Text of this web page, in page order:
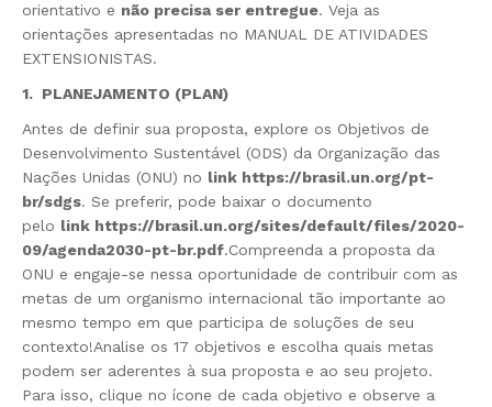
orientativo e não precisa ser entregue. Veja as
orientações apresentadas no MANUAL DE ATIVIDADES
EXTENSIONISTAS.
1. PLANEJAMENTO (PLAN)
Antes de definir sua proposta, explore os Objetivos de
Desenvolvimento Sustentável (ODS) da Organização das
Nações Unidas (ONU) no link https://brasil.un.org/pt-
br/sdgs. Se preferir, pode baixar o documento
pelo link https://brasil.un.org/sites/default/files/2020-
09/agenda2030-pt-br.pdf.Compreenda a proposta da
ONU e engaje-se nessa oportunidade de contribuir com as
metas de um organismo internacional tão importante ao
mesmo tempo em que participa de soluções de seu
contexto!Analise os 17 objetivos e escolha quais metas
podem ser aderentes à sua proposta e ao seu projeto.
Para isso, clique no ícone de cada objetivo e observe a